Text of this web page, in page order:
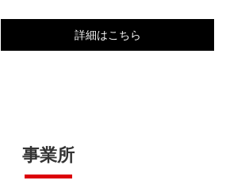
詳細はこちら
事業所